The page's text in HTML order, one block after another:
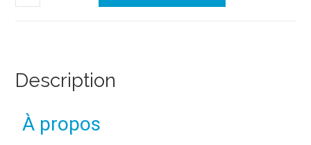
Description
À propos